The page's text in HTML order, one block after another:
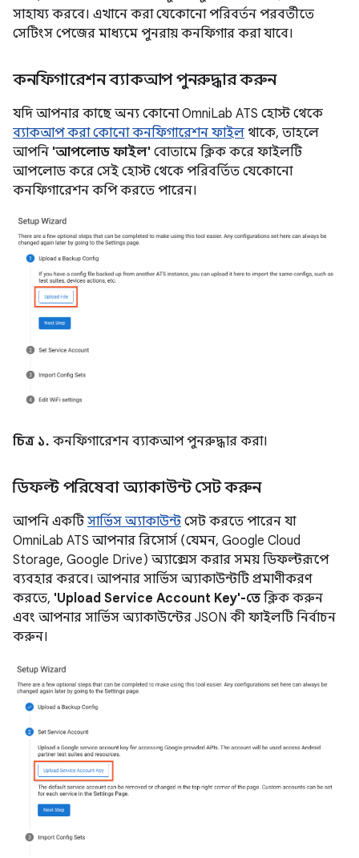
সাহায্য করবে। এখানে করা যেকোনো পরিবর্তন পরবর্তীতে
সেটিংস পেজের মাধ্যমে পুনরায় কনফিগার করা যাবে।
কনফিগারেশন ব্যাকআপ পুনরুদ্ধার করুন
যদি আপনার কাছে অন্য কোনো OmniLab ATS হোস্ট থেকে
ব্যাকআপ করা কোনো কনফিগারেশন ফাইল থাকে, তাহলে
আপনি 'আপলোড ফাইল' বোতামে ক্লিক করে ফাইলটি
আপলোড করে সেই হোস্ট থেকে পরিবর্তিত যেকোনো
কনফিগারেশন কপি করতে পারেন।
চিত্র ১. কনফিগারেশন ব্যাকআপ পুনরুদ্ধার করা।
ডিফল্ট পরিষেবা অ্যাকাউন্ট সেট করুন
আপনি একটি সার্ভিস অ্যাকাউন্ট সেট করতে পারেন যা
OmniLab ATS আপনার রিসোর্স (যেমন, Google Cloud
Storage, Google Drive) অ্যাক্সেস করার সময় ডিফল্টরূপে
ব্যবহার করবে। আপনার সার্ভিস অ্যাকাউন্টটি প্রমাণীকরণ
করতে, 'Upload Service Account Key'-তে ক্লিক করুন
এবং আপনার সার্ভিস অ্যাকাউন্টের JSON কী ফাইলটি নির্বাচন
করুন।